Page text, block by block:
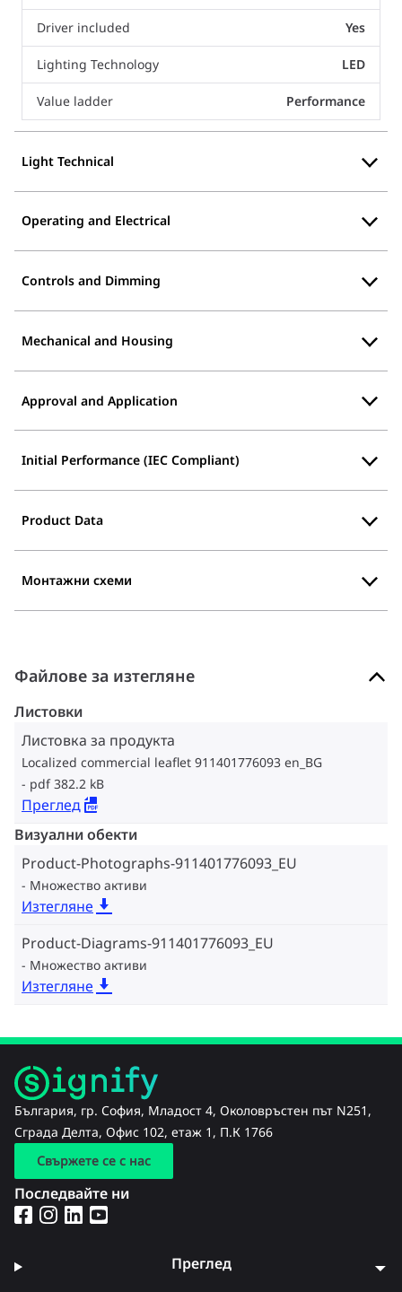
Driver included Yes
Lighting Technology LED
Value ladder Performance
Light Technical
Operating and Electrical
Controls and Dimming
Mechanical and Housing
Approval and Application
Initial Performance (IEC Compliant)
Product Data
Монтажни схеми
Файлове за изтегляне
Листовки
Листовка за продукта
Localized commercial leaflet 911401776093 en_BG
pdf 382.2 kB
Преглед
Визуални обекти
Product-Photographs-911401776093_EU
Множество активи
Изтегляне
Product-Diagrams-911401776093_EU
Множество активи
Изтегляне
България, гр. София, Младост 4, Околовръстен път N251,
Сграда Делта, Офис 102, етаж 1, П.К 1766
Свържете се с нас
Последвайте ни
Преглед